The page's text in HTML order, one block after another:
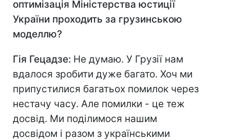
оптимізація Міністерства юстиції
України проходить за грузинською
моделлю?
Гія Гецадзе: Не думаю. У Грузії нам
вдалося зробити дуже багато. Хоч ми
припустилися багатьох помилок через
нестачу часу. Але помилки - це теж
досвід. Ми поділимося нашим
досвідом і разом з українськими